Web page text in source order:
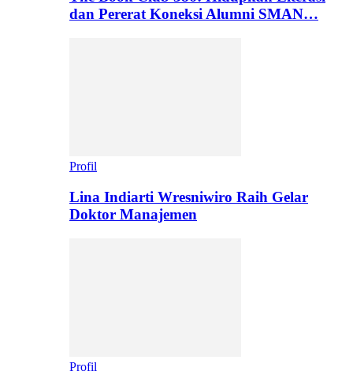
dan Pererat Koneksi Alumni SMAN…
Profil
Lina Indiarti Wresniwiro Raih Gelar
Doktor Manajemen
Profil